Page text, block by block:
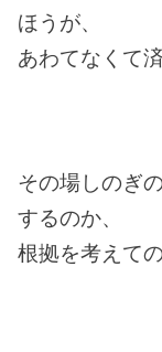
ほうが、
あわてなくて
その場しのぎ
するのか、
根拠を考えて